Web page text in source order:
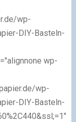
wp-
DIY-Basteln-
wp-
wp-
DIY-Basteln-